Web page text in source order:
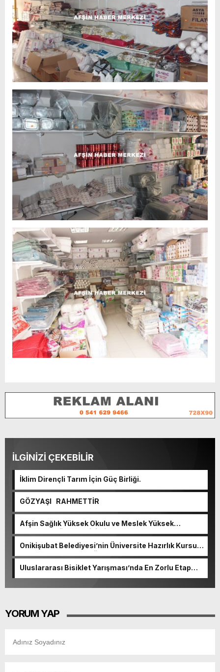
İLGİNİZİ ÇEKEBİLİR
İklim Dirençli Tarım İçin Güç Birliği.
GÖZYAŞI RAHMETTİR
Afşin Sağlık Yüksek Okulu ve Meslek Yüksek
Okulunda görev değişimi!
Onikişubat Belediyesi’nin Üniversite Hazırlık Kursu
başvurularında son gün 7 Ağustos.
Uluslararası Bisiklet Yarışması’nda En Zorlu Etap
Tamamlandı.
YORUM YAP